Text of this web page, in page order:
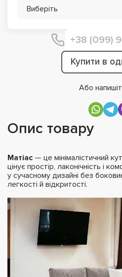
Виберіть
Купити в
Або
Опис товару
Матіас — це мінімалістичний
цінує простір, лаконічність і
у сучасному дизайні без
легкості й відкритості.